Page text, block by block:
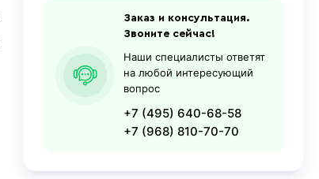
Заказ и консультация.
Звоните сейчас!
Наши специалисты ответят
на любой интересующий
вопрос
+7 (495) 640-68-58
+7 (968) 810-70-70